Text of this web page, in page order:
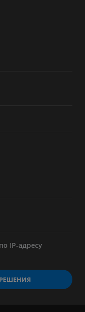
IP-адресу